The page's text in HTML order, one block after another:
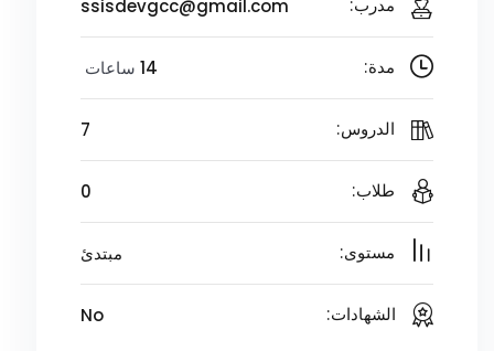
مدرب: ssisdevgcc@gmail.com
مدة: 14 ساعات
الدروس: 7
طلاب: 0
مستوى: مبتدئ
الشهادات: No